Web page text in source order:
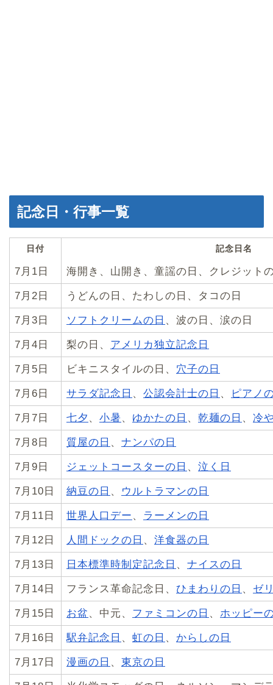
記念日・行事一覧
日付 記念日名
7月1日 海開き、山開き、童謡の日、クレジット
7月2日 うどんの日、たわしの日、タコの日
7月3日 ソフトクリームの日 、波の日、涙の日
7月4日 梨の日、 アメリカ独立記念日
7月5日 ビキニスタイルの日、 穴子の日
7月6日 サラダ記念日 、 公認会計士の日 、 ピアノ
7月7日 七夕 、 小暑、 ゆかたの日 、 乾麺の日 、 冷
7月8日 質屋の日 、 ナンパの日
7月9日 ジェットコースターの日 、 泣く日
7月10日 納豆の日 、 ウルトラマンの日
7月11日 世界人口デー 、 ラーメンの日
7月12日 人間ドックの日 、 洋食器の日
7月13日 日本標準時制定記念日 、 ナイスの日
7月14日 フランス革命記念日、 ひまわりの日 、 ゼ
7月15日 お盆 、中元、 ファミコンの日 、 ホッピー
7月16日 駅弁記念日 、 虹の日 、 からしの日
7月17日 漫画の日 、 東京の日